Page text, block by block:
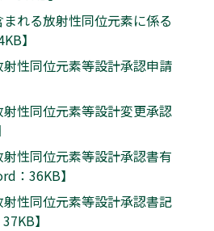
れる放射性同位元素に係る
】
性同位元素等設計承認申請
性同位元素等設計変更承認
性同位元素等設計承認書有
：36KB】
性同位元素等設計承認書記
37KB】